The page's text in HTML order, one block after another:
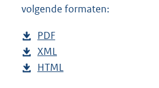
volgende formaten:
D
o
w
PDF
e
s
D
o
XML
e
D
HTML